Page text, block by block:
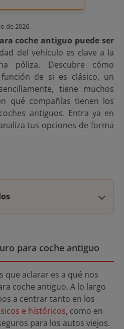
de 2026.
coche antiguo puede ser
del vehículo es clave a la
póliza. Descubre cómo
de si es clásico, un
tiene muchos
qué compañías tienen los
antiguos. Entra ya en
tus opciones de forma
para coche antiguo
que aclarar es a qué nos
coche antiguo. A lo largo
a centrar tanto en los
e históricos, como en
para los autos viejos.